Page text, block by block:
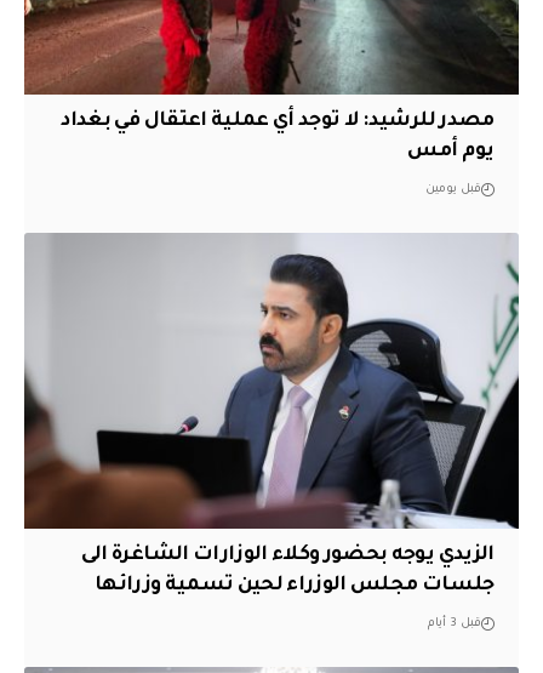
مصدر للرشيد: لا توجد أي عملية اعتقال في بغداد
يوم أمس
قبل يومين
الزيدي يوجه بحضور وكلاء الوزارات الشاغرة الى
جلسات مجلس الوزراء لحين تسمية وزرائها
قبل 3 أيام